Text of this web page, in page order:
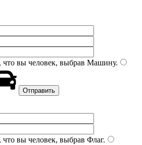
вы человек, выбрав Машину.
вы человек, выбрав Флаг.